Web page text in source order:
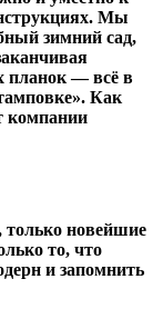
Мы
зимний сад,
планок — всё в
Как
компании
новейшие
то, что
и запомнить